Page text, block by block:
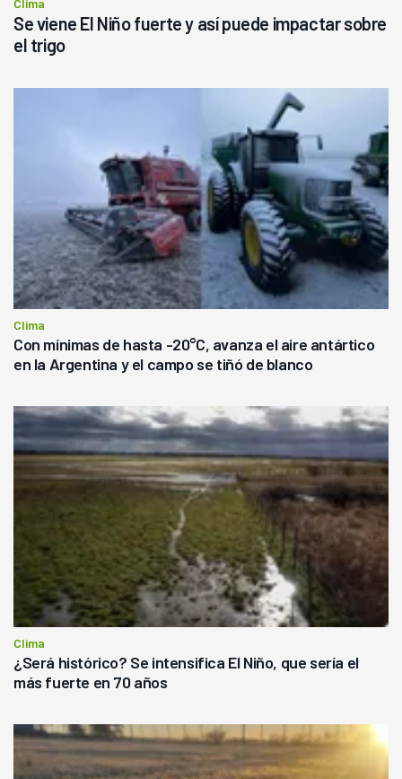
Se viene El Niño fuerte y así puede impactar sobre
el trigo
Clima
Con mínimas de hasta -20°C, avanza el aire antártico
en la Argentina y el campo se tiñó de blanco
Clima
¿Será histórico? Se intensifica El Niño, que sería el
más fuerte en 70 años